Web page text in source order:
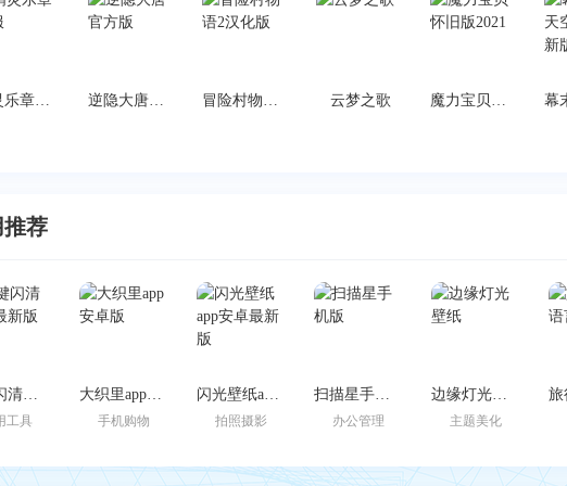
精灵乐章台服 逆隐大唐官方版 冒险村物语2汉化版 云梦之歌 魔力宝贝怀旧版2021
荐
一键闪清官方最新版
工具
大织里app安卓版
手机购物
闪光壁纸app安卓最新版
拍照摄影
扫描星手机版
办公管理
边缘灯光壁纸
主题美化